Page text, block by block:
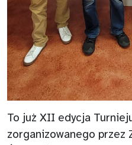
To już XII edycja
zorganizowanego przez